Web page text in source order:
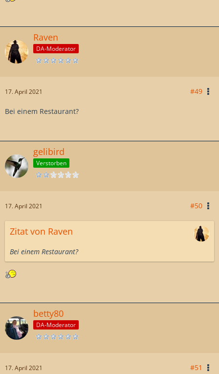
Raven
DA-Moderator
17. April 2021 #49
Bei einem Restaurant?
gelibird
Verstorben
17. April 2021 #50
Zitat von Raven
Bei einem Restaurant?
betty80
DA-Moderator
17. April 2021 #51